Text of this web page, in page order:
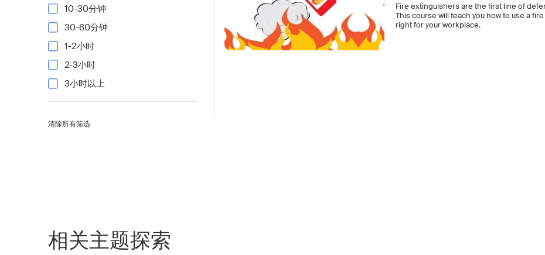
10-30分钟
30-60分钟
1-2小时
2-3小时
3小时以上
清除所有筛选
Fire extinguishers are the first line of
This course will teach you how to use a
right for your workplace.
相关主题探索